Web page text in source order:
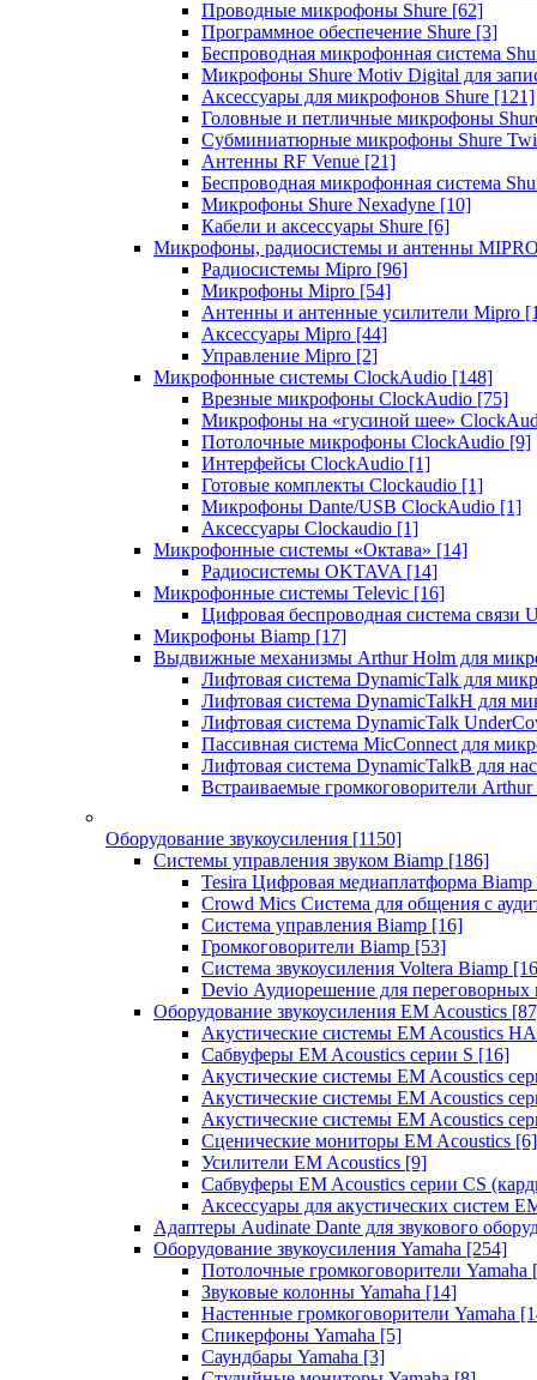
Проводные микрофоны Shure [62]
Программное обеспечение Shure [3]
Беспроводная микрофонная система
Микрофоны Shure Motiv Digital для
Аксессуары для микрофонов Shure [121]
Головные и петличные микрофоны
Субминиатюрные микрофоны Shure
Антенны RF Venue [21]
Беспроводная микрофонная система
Микрофоны Shure Nexadyne [10]
Кабели и аксессуары Shure [6]
Микрофоны, радиосистемы и антенны
Радиосистемы Mipro [96]
Микрофоны Mipro [54]
Антенны и антенные усилители Mipro
Аксессуары Mipro [44]
Управление Mipro [2]
Микрофонные системы ClockAudio [148]
Врезные микрофоны ClockAudio [75]
Микрофоны на «гусиной шее»
Потолочные микрофоны ClockAudio [9]
Интерфейсы ClockAudio [1]
Готовые комплекты Clockaudio [1]
Микрофоны Dante/USB ClockAudio [1]
Аксессуары Clockaudio [1]
Микрофонные системы «Октава» [14]
Радиосистемы OKTAVA [14]
Микрофонные системы Televic [16]
Цифровая беспроводная система связи
Микрофоны Biamp [17]
Выдвижные механизмы Arthur Holm для
Лифтовая система DynamicTalk для
Лифтовая система DynamicTalkH для
Лифтовая система DynamicTalk
Пассивная система MicConnect для
Лифтовая система DynamicTalkB для
Встраиваемые громкоговорители
Оборудование звукоусиления [1150]
Системы управления звуком Biamp [186]
Tesira Цифровая медиаплатформа Biamp
Crowd Mics Система для общения с
Система управления Biamp [16]
Громкоговорители Biamp [53]
Система звукоусиления Voltera Biamp
Devio Аудиорешение для
Оборудование звукоусиления EM Acoustics
Акустические системы EM Acoustics
Сабвуферы EM Acoustics серии S [16]
Акустические системы EM Acoustics
Акустические системы EM Acoustics
Акустические системы EM Acoustics
Сценические мониторы EM Acoustics [6]
Усилители EM Acoustics [9]
Сабвуферы EM Acoustics серии CS
Аксессуары для акустических систем
Адаптеры Audinate Dante для звукового
Оборудование звукоусиления Yamaha [254]
Потолочные громкоговорители Yamaha
Звуковые колонны Yamaha [14]
Настенные громкоговорители Yamaha
Спикерфоны Yamaha [5]
Саундбары Yamaha [3]